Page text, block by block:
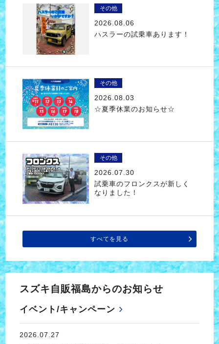
その他
2026.08.06
ハスラーの試乗車あります！
その他
2026.08.03
☆夏季休業のお知らせ☆
その他
2026.07.30
試乗車のフロンクスが新しく
なりました！
すべてを見る
スズキ自販福島からのお知らせ
イベント/キャンペーン
2026.07.27